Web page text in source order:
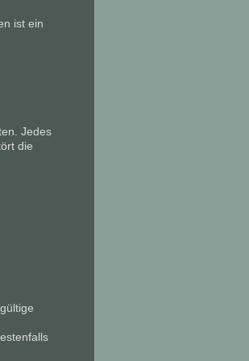
ist ein
Jedes
die